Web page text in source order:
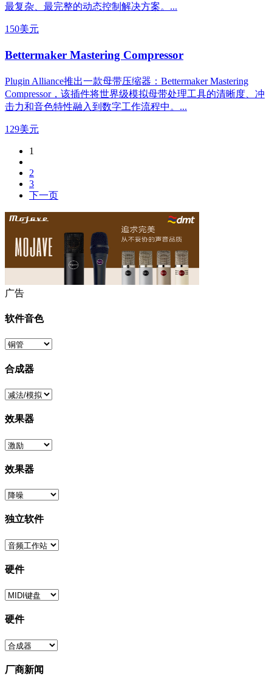
最复杂、最完整的动态控制解决方案。...
150美元
Bettermaker Mastering Compressor
Plugin Alliance推出一款母带压缩器：Bettermaker Mastering
Compressor，该插件将世界级模拟母带处理工具的清晰度、冲
击力和音色特性融入到数字工作流程中。...
129美元
1
2
3
下一页
广告
软件音色
合成器
效果器
效果器
独立软件
硬件
硬件
厂商新闻